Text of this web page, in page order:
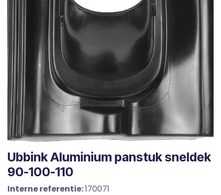
Ubbink Aluminium panstuk sneldek
90-100-110
Interne referentie:170071